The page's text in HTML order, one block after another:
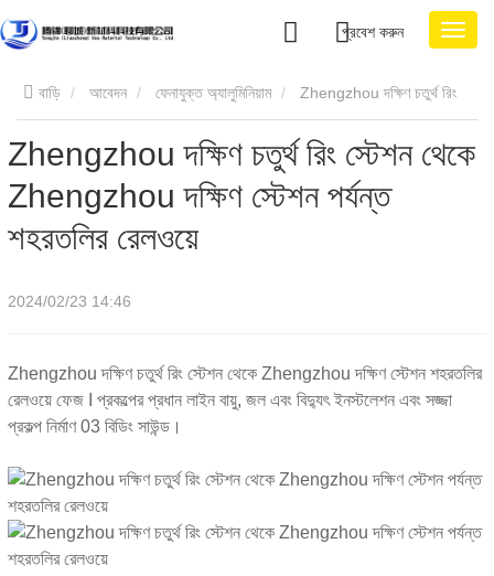
প্রবেশ করুন
বাড়ি আবেদন ফেনাযুক্ত অ্যালুমিনিয়াম
স্টেশন থেকে Zhengzhou দক্ষিণ স্টেশন পর্যন্ত শহরতলির রেলওয়ে
Zhengzhou দক্ষিণ চতুর্থ রিং স্টেশন থেকে
Zhengzhou দক্ষিণ স্টেশন পর্যন্ত
শহরতলির রেলওয়ে
2024/02/23 14:46
Zhengzhou দক্ষিণ চতুর্থ রিং স্টেশন থেকে Zhengzhou দক্ষিণ স্টেশন শহরতলির
রেলওয়ে ফেজ I প্রকল্পের প্রধান লাইন বায়ু, জল এবং বিদ্যুৎ ইনস্টলেশন এবং সজ্জা
প্রকল্প নির্মাণ 03 বিডিং সাউন্ড।